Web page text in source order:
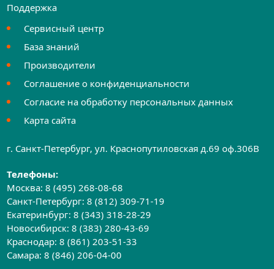
Поддержка
Сервисный центр
База знаний
Производители
Соглашение о конфиденциальности
Согласие на обработку персональных данных
Карта сайта
г. Санкт-Петербург, ул. Краснопутиловская д.69 оф.306B
Телефоны:
Москва:8 (495) 268-08-68
Санкт-Петербург:8 (812) 309-71-19
Екатеринбург:8 (343) 318-28-29
Новосибирск:8 (383) 280-43-69
Краснодар:8 (861) 203-51-33
Самара:8 (846) 206-04-00